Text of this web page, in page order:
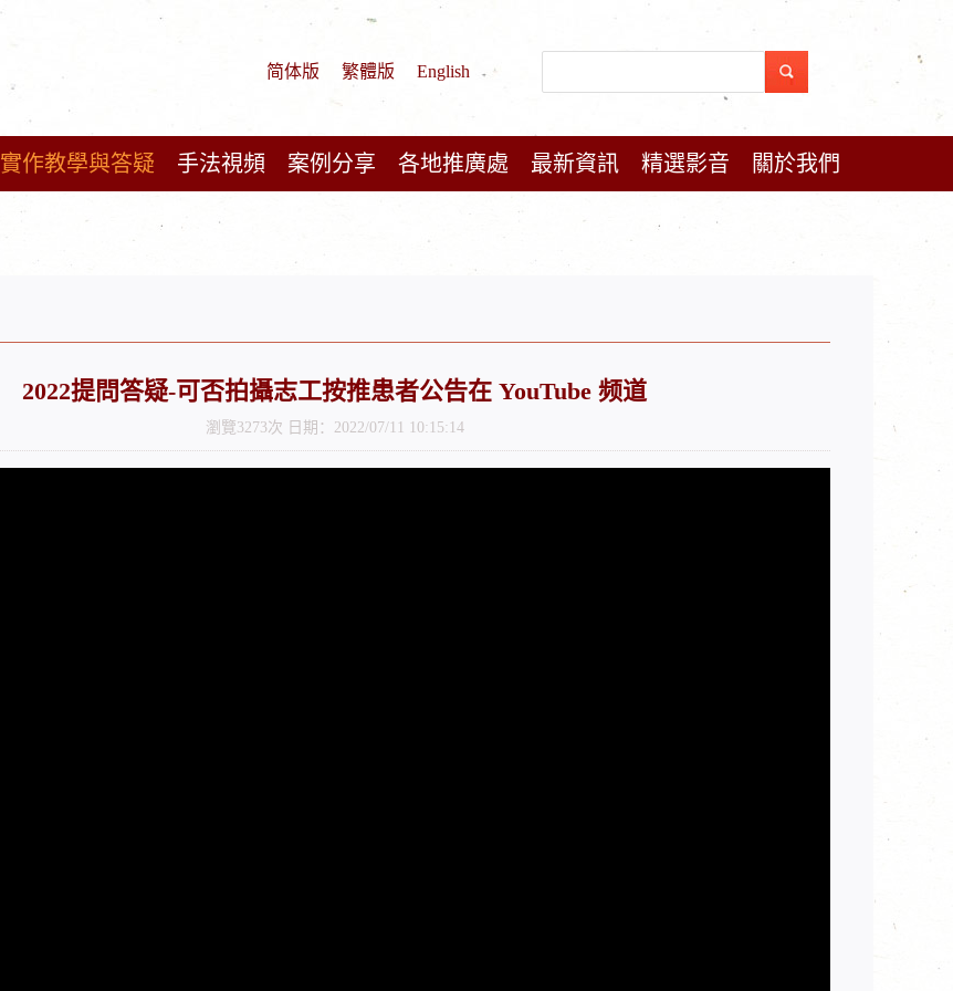
简体版 繁體版 English
實作教學與答疑 手法視頻 案例分享 各地推廣處 最新資訊 精選影音 關於我們
2022提問答疑-可否拍攝志工按推患者公告在 YouTube 频道
瀏覽3273次 日期：2022/07/11 10:15:14